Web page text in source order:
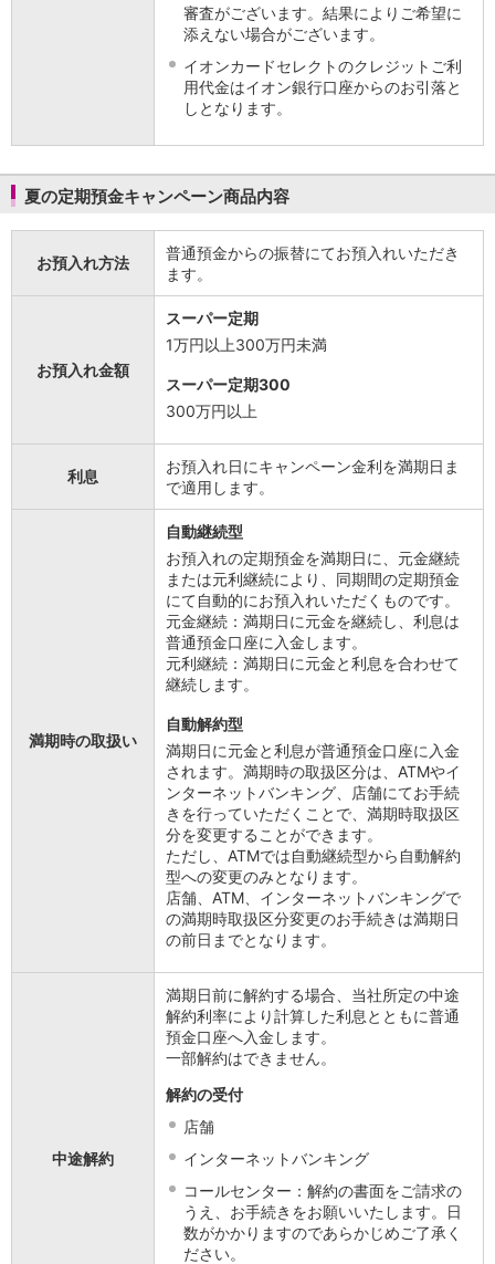
審査がございます。結果によりご希望に
添えない場合がございます。
イオンカードセレクトのクレジットご利
用代金はイオン銀行口座からのお引落と
しとなります。
夏の定期預金キャンペーン商品内容
お預入れ方法
普通預金からの振替にてお預入れいただき
ます。
お預入れ金額
スーパー定期
1万円以上300万円未満
スーパー定期300
300万円以上
利息
お預入れ日にキャンペーン金利を満期日ま
で適用します。
満期時の取扱い
自動継続型
お預入れの定期預金を満期日に、元金継続
または元利継続により、同期間の定期預金
にて自動的にお預入れいただくものです。
元金継続：満期日に元金を継続し、利息は
普通預金口座に入金します。
元利継続：満期日に元金と利息を合わせて
継続します。
自動解約型
満期日に元金と利息が普通預金口座に入金
されます。満期時の取扱区分は、ATMやイ
ンターネットバンキング、店舗にてお手続
きを行っていただくことで、満期時取扱区
分を変更することができます。
ただし、ATMでは自動継続型から自動解約
型への変更のみとなります。
店舗、ATM、インターネットバンキングで
の満期時取扱区分変更のお手続きは満期日
の前日までとなります。
中途解約
満期日前に解約する場合、当社所定の中途
解約利率により計算した利息とともに普通
預金口座へ入金します。
一部解約はできません。
解約の受付
店舗
インターネットバンキング
コールセンター：解約の書面をご請求の
うえ、お手続きをお願いいたします。日
数がかかりますのであらかじめご了承く
ださい。